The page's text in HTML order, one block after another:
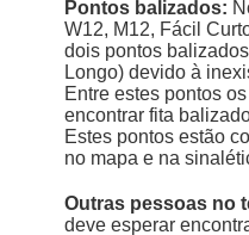
Pontos balizados:
W12, M12, Fácil
dois pontos
Longo) devido à
Entre estes pontos
encontrar fita
Estes pontos estão
no mapa e na
Outras pessoas no
deve esperar